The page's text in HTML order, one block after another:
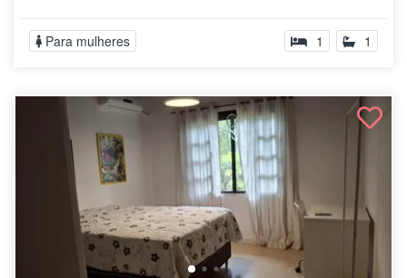
Para mulheres 1 1